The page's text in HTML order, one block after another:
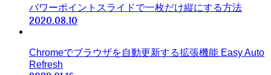
パワーポイントスライドで一枚だけ縦にする方法
2020.08.10
Chromeでブラウザを自動更新する拡張機能 Easy Auto
Refresh